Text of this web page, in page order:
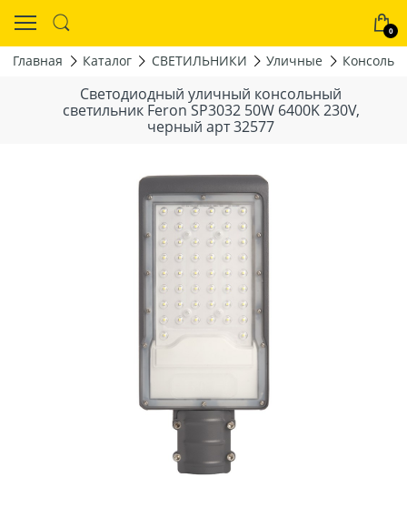
0
Главная Каталог СВЕТИЛЬНИКИ Уличные
Светодиодный уличный консольный
светильник Feron SP3032 50W 6400K 230V,
черный арт 32577